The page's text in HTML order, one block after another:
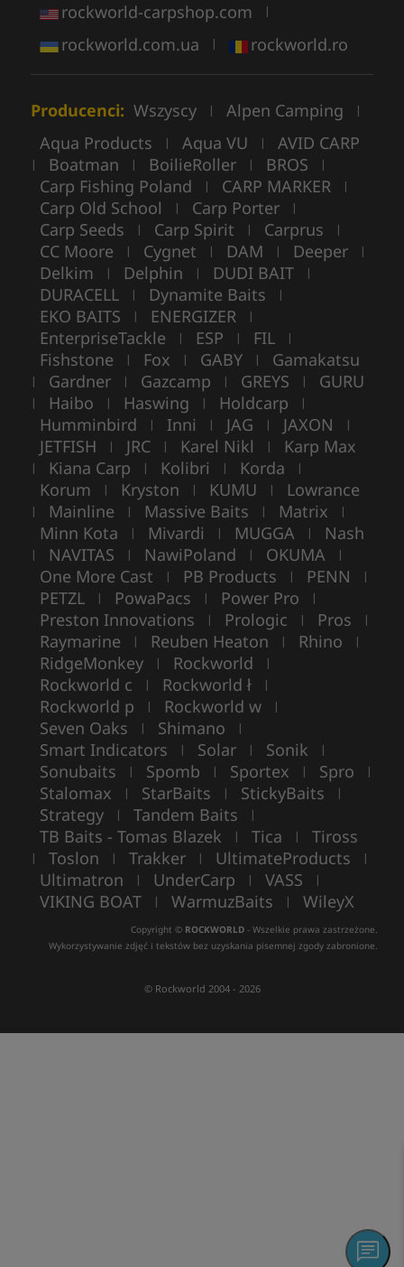
rockworld-carpshop.com |
rockworld.com.ua | rockworld.ro
Producenci: Wszyscy | Alpen Camping |
Aqua Products | Aqua VU | AVID CARP
| Boatman | BoilieRoller | BROS |
Carp Fishing Poland | CARP MARKER |
Carp Old School | Carp Porter |
Carp Seeds | Carp Spirit | Carprus |
CC Moore | Cygnet | DAM | Deeper |
Delkim | Delphin | DUDI BAIT |
DURACELL | Dynamite Baits |
EKO BAITS | ENERGIZER |
EnterpriseTackle | ESP | FIL |
Fishstone | Fox | GABY | Gamakatsu
| Gardner | Gazcamp | GREYS | GURU
| Haibo | Haswing | Holdcarp |
Humminbird | Inni | JAG | JAXON |
JETFISH | JRC | Karel Nikl | Karp Max
| Kiana Carp | Kolibri | Korda |
Korum | Kryston | KUMU | Lowrance
| Mainline | Massive Baits | Matrix |
Minn Kota | Mivardi | MUGGA | Nash
| NAVITAS | NawiPoland | OKUMA |
One More Cast | PB Products | PENN |
PETZL | PowaPacs | Power Pro |
Preston Innovations | Prologic | Pros |
Raymarine | Reuben Heaton | Rhino |
RidgeMonkey | Rockworld |
Rockworld c | Rockworld ł |
Rockworld p | Rockworld w |
Seven Oaks | Shimano |
Smart Indicators | Solar | Sonik |
Sonubaits | Spomb | Sportex | Spro |
Stalomax | StarBaits | StickyBaits |
Strategy | Tandem Baits |
TB Baits - Tomas Blazek | Tica | Tiross
| Toslon | Trakker | UltimateProducts |
Ultimatron | UnderCarp | VASS |
VIKING BOAT | WarmuzBaits | WileyX
Copyright © ROCKWORLD - Wszelkie prawa zastrzeżone.
Wykorzystywanie zdjęć i tekstów bez uzyskania pisemnej zgody zabronione.
© Rockworld 2004 - 2026